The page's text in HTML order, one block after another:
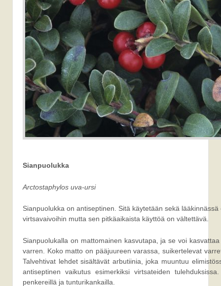
Sianpuolukka
Arctostaphylos uva-ursi
Sianpuolukka on antiseptinen. Sitä käytetään sekä
virtsavaivoihin mutta sen pitkäaikaista käyttöä on vältettävä.
Sianpuolukalla on mattomainen kasvutapa, ja se voi
varren. Koko matto on pääjuureen varassa, suikertelevat
Talvehtivat lehdet sisältävät arbutiinia, joka muuntuu
antiseptinen vaikutus esimerkiksi virtsateiden
penkereillä ja tunturikankailla.